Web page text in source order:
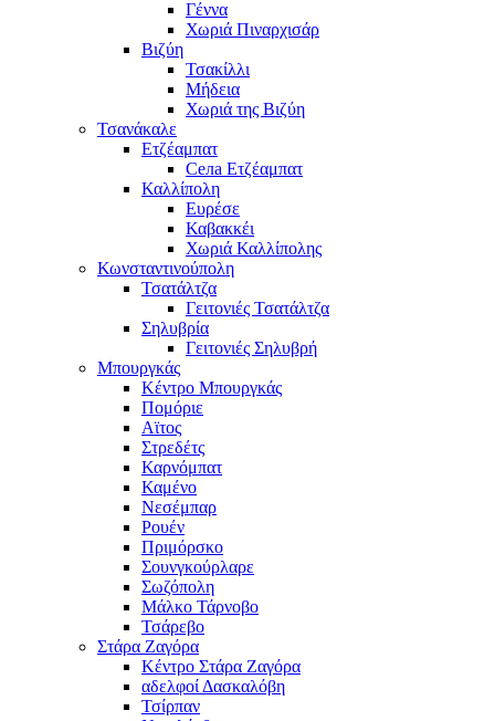
Γέννα
Χωριά Πιναρχισάρ
Βιζύη
Τσακίλλι
Μήδεια
Χωριά της Βιζύη
Τσανάκαλε
Ετζέαμπατ
Села Ετζέαμπατ
Καλλίπολη
Ευρέσε
Καβακκέι
Χωριά Καλλίπολης
Κωνσταντινούπολη
Τσατάλτζα
Γειτονιές Τσατάλτζα
Σηλυβρία
Γειτονιές Σηλυβρή
Μπουργκάς
Κέντρο Μπουργκάς
Πομόριε
Αϊτος
Στρεδέτς
Καρνόμπατ
Καμένο
Νεσέμπαρ
Ρουέν
Πριμόρσκο
Σουνγκούρλαρε
Σωζόπολη
Μάλκο Τάρνοβο
Τσάρεβο
Στάρα Ζαγόρα
Κέντρο Στάρα Ζαγόρα
αδελφοί Δασκαλόβη
Τσίρπαν